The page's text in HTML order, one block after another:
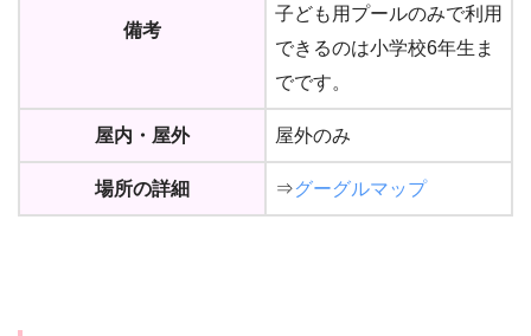
備考
子ども用プールのみで利用
できるのは小学校6年生ま
でです。
屋内・屋外 屋外のみ
場所の詳細 ⇒グーグルマップ